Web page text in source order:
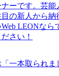
ーです。芸能
の新人から納
LEONなら
さい！
一本取られま